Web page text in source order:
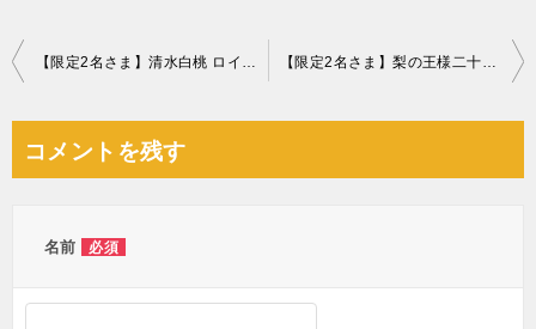
投
ビ
コメントを残す
名前 必須